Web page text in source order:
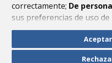
correctamente; De
sus preferencias de uso de
mejorar el funcionamiento
Si acepta pulsando el
consideramos que acepta